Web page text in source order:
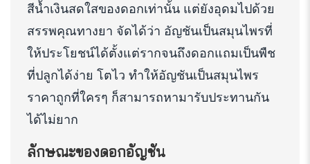
สีน้ำเงินสดใสของดอกเท่านั้น แต่ยังอุดมไปด้วย
สรรพคุณทางยา จัดได้ว่า อัญชันเป็นสมุนไพรที่
ให้ประโยชน์ได้ตั้งแต่รากจนถึงดอกแถมเป็นพืช
ที่ปลูกได้ง่าย โตไว ทำให้อัญชันเป็นสมุนไพร
ราคาถูกที่ใครๆ ก็สามารถหามารับประทานกัน
ได้ไม่ยาก
ลักษณะของดอกอัญชัน